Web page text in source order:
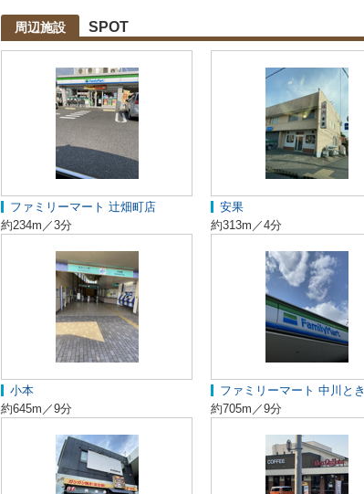
周辺施設 SPOT
ファミリーマート 辻畑町店
約234m／3分
安果
約313m／4分
小本
約645m／9分
ファミリーマート 中川と
約705m／9分